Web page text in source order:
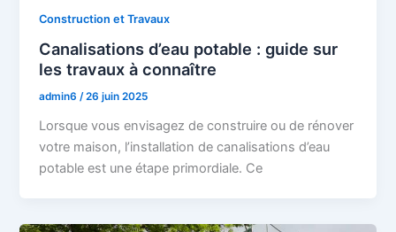
Construction et Travaux
Canalisations d’eau potable : guide sur
les travaux à connaître
admin6/26 juin 2025
Lorsque vous envisagez de construire ou de rénover
votre maison, l’installation de canalisations d’eau
potable est une étape primordiale. Ce